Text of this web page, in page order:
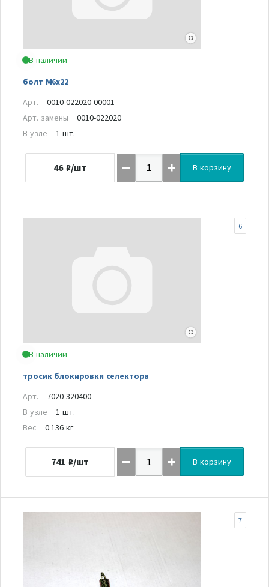
В наличии
болт М6х22
Арт.
0010-022020-00001
Арт. замены
0010-022020
В узле
1 шт.
46 ₽/шт В корзину
В наличии
тросик блокировки селектора
6
Арт.
7020-320400
В узле
1 шт.
Вес
0.136 кг
741 ₽/шт В корзину
7